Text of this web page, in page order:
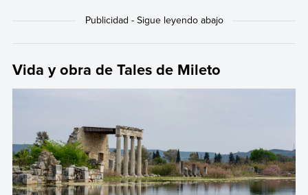
Vida y obra de Tales de Mileto